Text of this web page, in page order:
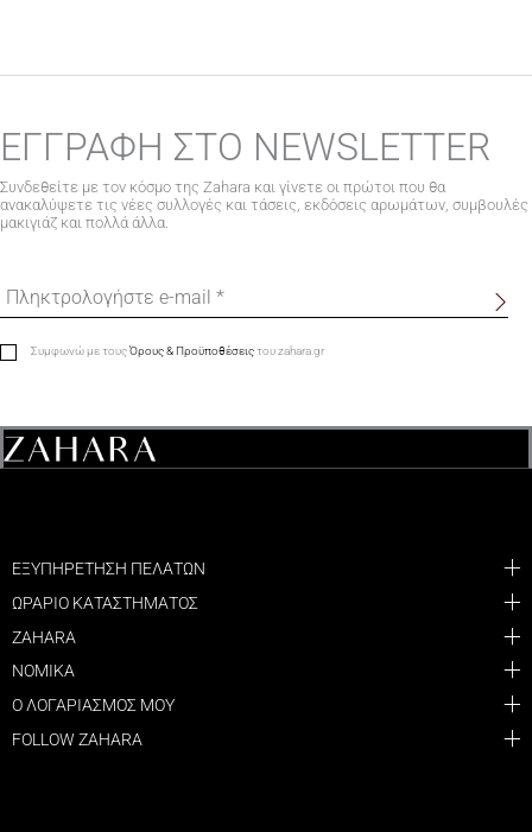
ΕΓΓΡΑΦΗ ΣΤΟ NEWSLETTER
Συνδεθείτε με τον κόσμο της Zahara και γίνετε οι πρώτοι που θα
ανακαλύψετε τις νέες συλλογές και τάσεις, εκδόσεις αρωμάτων, συμβουλές
μακιγιάζ και πολλά άλλα.
Συμφωνώ με τουςΌρους & Προϋποθέσειςτου zahara.gr
ΕΞΥΠΗΡΕΤΗΣΗ ΠΕΛΑΤΩΝ
ΩΡΑΡΙΟ ΚΑΤΑΣΤΗΜΑΤΟΣ
ZAHARA
ΝΟΜΙΚΑ
Ο ΛΟΓΑΡΙΑΣΜΟΣ ΜΟΥ
FOLLOW ZAHARA